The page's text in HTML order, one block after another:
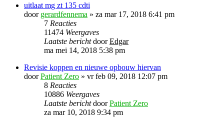
uitlaat mg zt 135 cdti
door gerardfennema » za mar 17, 2018 6:41 pm
7 Reacties
11474 Weergaves
Laatste berichtdoorEdgar
ma mei 14, 2018 5:38 pm
Revisie koppen en nieuwe opbouw hiervan
doorPatient Zero » vr feb 09, 2018 12:07 pm
8 Reacties
10886 Weergaves
Laatste berichtdoorPatient Zero
za mar 10, 2018 9:34 pm